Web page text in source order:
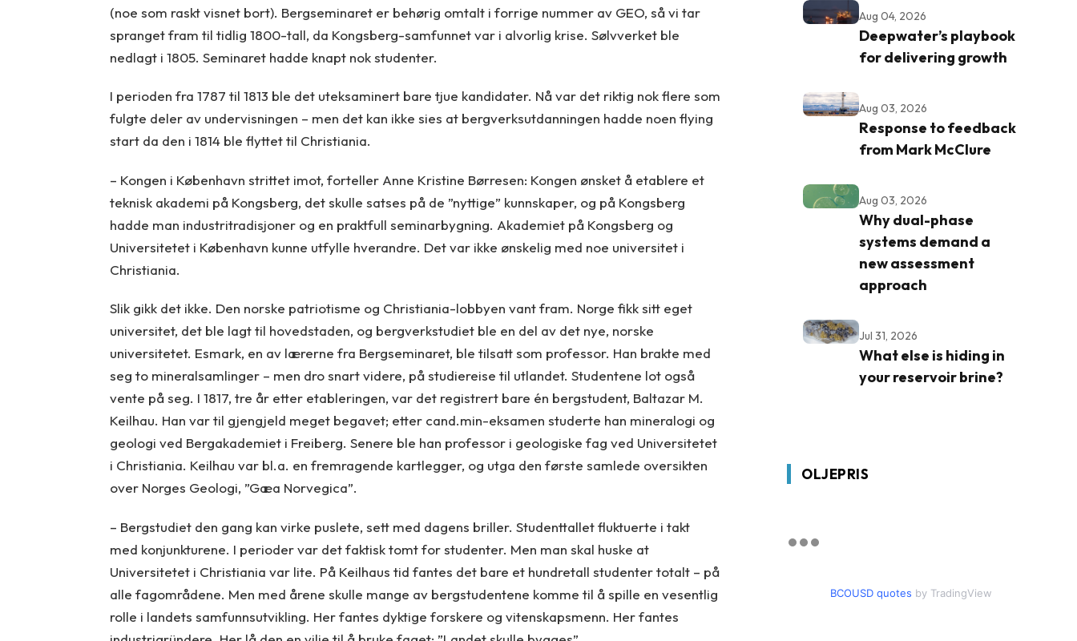
(noe som raskt visnet bort). Bergseminaret er behørig omtalt i forrige nummer av GEO, så vi tar
spranget fram til tidlig 1800-tall, da Kongsberg-samfunnet var i alvorlig krise. Sølvverket ble
nedlagt i 1805. Seminaret hadde knapt nok studenter.
I perioden fra 1787 til 1813 ble det uteksaminert bare tjue kandidater. Nå var det riktig nok flere som
fulgte deler av undervisningen – men det kan ikke sies at bergverksutdanningen hadde noen flying
start da den i 1814 ble flyttet til Christiania.
– Kongen i København strittet imot, forteller Anne Kristine Børresen: Kongen ønsket å etablere et
teknisk akademi på Kongsberg, det skulle satses på de ”nyttige” kunnskaper, og på Kongsberg
hadde man industritradisjoner og en praktfull seminarbygning. Akademiet på Kongsberg og
Universitetet i København kunne utfylle hverandre. Det var ikke ønskelig med noe universitet i
Christiania.
Slik gikk det ikke. Den norske patriotisme og Christiania-lobbyen vant fram. Norge fikk sitt eget
universitet, det ble lagt til hovedstaden, og bergverkstudiet ble en del av det nye, norske
universitetet. Esmark, en av lærerne fra Bergseminaret, ble tilsatt som professor. Han brakte med
seg to mineralsamlinger – men dro snart videre, på studiereise til utlandet. Studentene lot også
vente på seg. I 1817, tre år etter etableringen, var det registrert bare én bergstudent, Baltazar M.
Keilhau. Han var til gjengjeld meget begavet; etter cand.min-eksamen studerte han mineralogi og
geologi ved Bergakademiet i Freiberg. Senere ble han professor i geologiske fag ved Universitetet
i Christiania. Keilhau var bl.a. en fremragende kartlegger, og utga den første samlede oversikten
over Norges Geologi, ”Gæa Norvegica”.
– Bergstudiet den gang kan virke puslete, sett med dagens briller. Studenttallet fluktuerte i takt
med konjunkturene. I perioder var det faktisk tomt for studenter. Men man skal huske at
Universitetet i Christiania var lite. På Keilhaus tid fantes det bare et hundretall studenter totalt – på
alle fagområdene. Men med årene skulle mange av bergstudentene komme til å spille en vesentlig
rolle i landets samfunnsutvikling. Her fantes dyktige forskere og vitenskapsmenn. Her fantes
Aug 04, 2026
Deepwater’s playbook
for delivering growth
Aug 03, 2026
Response to feedback
from Mark McClure
Aug 03, 2026
Why dual-phase
systems demand a
new assessment
approach
Jul 31, 2026
What else is hiding in
your reservoir brine?
OLJEPRIS
BCOUSD quotes by TradingView